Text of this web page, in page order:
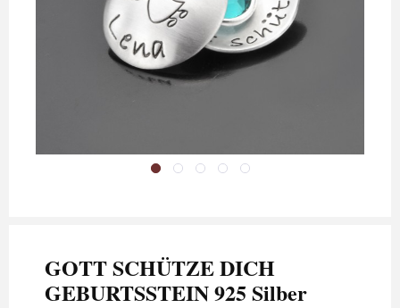
GOTT SCHÜTZE DICH
GEBURTSSTEIN 925 Silber